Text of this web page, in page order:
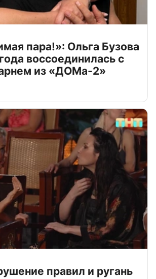
пара!»: Ольга Бузова
воссоединилась с
из «ДОМа-2»
правил и ругань